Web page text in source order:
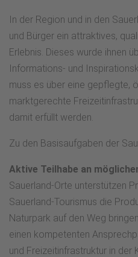
In der Region und in den
und Bürger ein attraktives,
Erlebnis. Dieses wurde ihnen
Informations- und
muss es über eine gepflegte,
marktgerechte
damit erfüllt werden.
Zu den Basisaufgaben der
Aktive Teilhabe an
Sauerland-Orte unterstützen
Sauerland-Tourismus die
Naturpark auf den Weg
einen kompetenten
und Freizeitinfrastruktur in der